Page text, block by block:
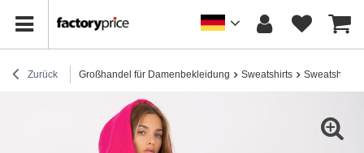
Zurück Großhandel für Damenbekleidung Sweatshirts Sweatshirts